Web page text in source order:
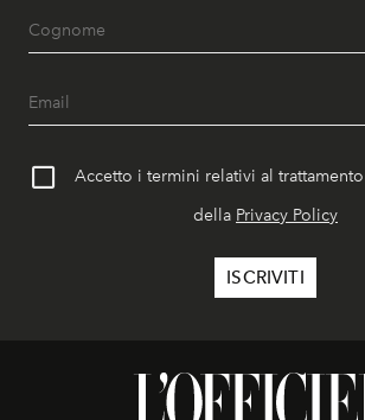
Accetto i termini relativi al
della Privacy Policy